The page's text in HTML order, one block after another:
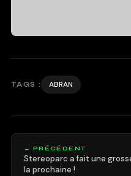
TAGS : ABRAN
← PRÉCÉDENT
Stereoparc a fait une
la prochaine !